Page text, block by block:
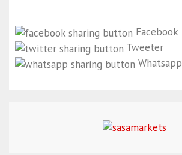
Facebook
Tweeter
Whatsapp